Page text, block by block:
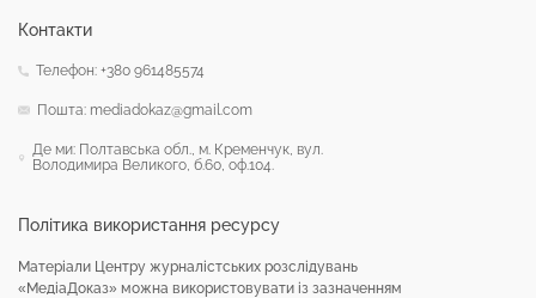
Політика використання ресурсу
Матеріали Центру журналістських розслідувань
«МедіаДоказ» можна використовувати із зазначенням
Контакти
Телефон: +380 961485574
Пошта: mediadokaz@gmail.com
Де ми: Полтавська обл., м. Кременчук, вул.
Володимира Великого, б.60, оф.104.